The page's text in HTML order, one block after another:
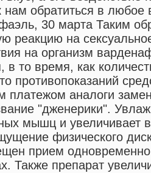
обратиться в любое
30 марта Таким
реакцию на
на организм
в то время, как
противопоказаний
платежом аналоги
"дженерики".
мышц и увеличивает
физического
прием
Также препарат